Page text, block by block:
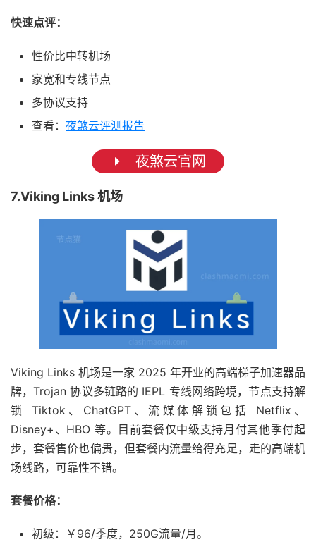
快速点评：
性价比中转机场
家宽和专线节点
多协议支持
查看： 夜煞云评测报告
夜煞云官网
7.Viking Links 机场
Viking Links 机场是一家 2025 年开业的高端梯子加速器品
牌，Trojan 协议多链路的 IEPL 专线网络跨境，节点支持解
锁 Tiktok、ChatGPT、流媒体解锁包括 Netflix、
Disney+、HBO 等。目前套餐仅中级支持月付其他季付起
步，套餐售价也偏贵，但套餐内流量给得充足，走的高端机
场线路，可靠性不错。
套餐价格：
初级：￥96/季度，250G流量/月。